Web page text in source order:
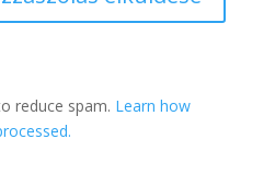
reduce spam. Learn how